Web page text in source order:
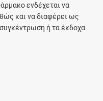
ενδέχεται να
και να διαφέρει ως
ή τα έκδοχα